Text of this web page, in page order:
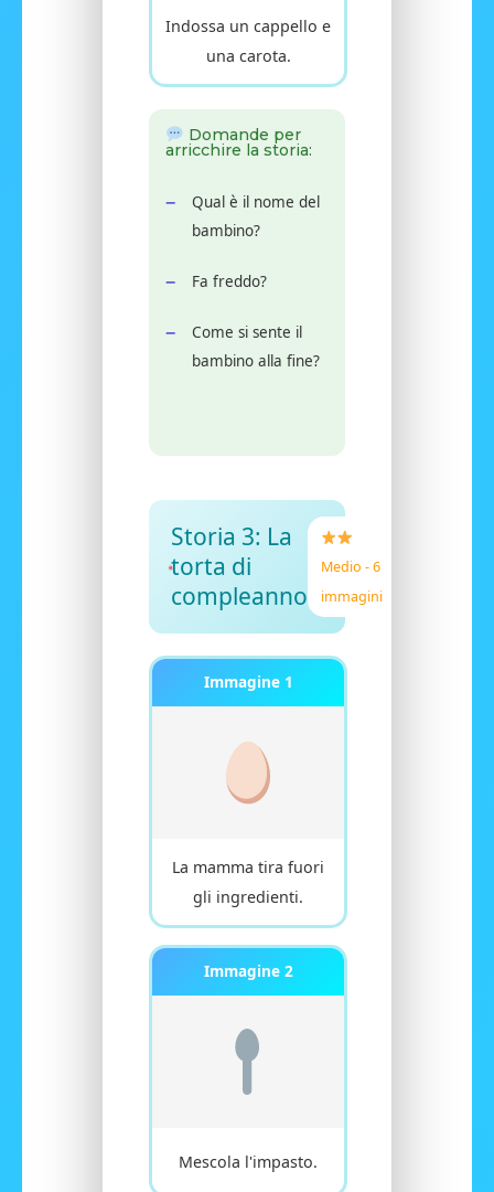
Indossa un cappello e
una carota.
Domande per
arricchire la storia:
Qual è il nome del
bambino?
Fa freddo?
Come si sente il
bambino alla fine?
Storia 3: La
torta di
compleanno
Medio - 6
immagini
Immagine 1
La mamma tira fuori
gli ingredienti.
Immagine 2
Mescola l'impasto.